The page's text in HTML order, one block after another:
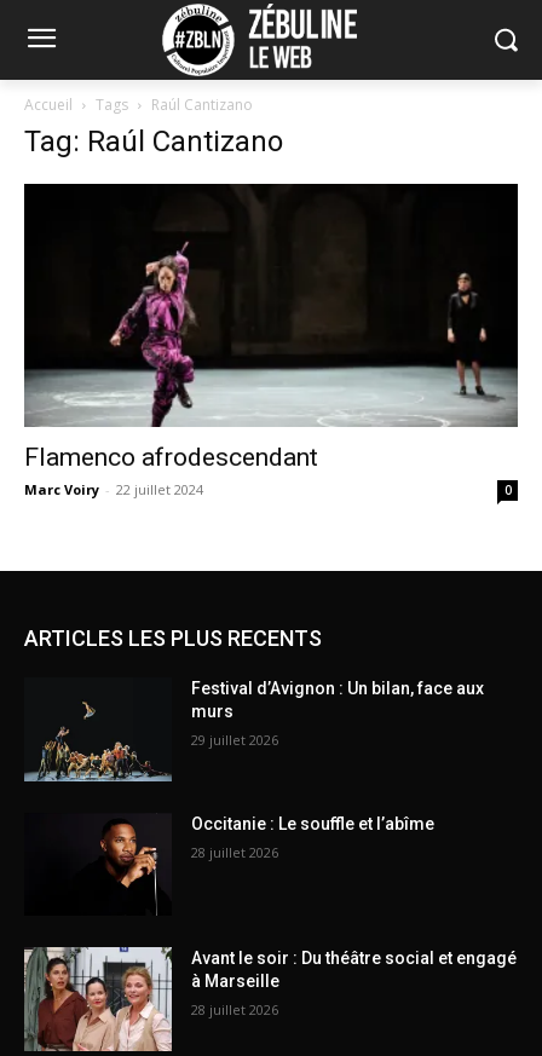
Accueil Tags Raúl Cantizano
Tag: Raúl Cantizano
Flamenco afrodescendant
Marc Voiry - 22 juillet 2024 0
ARTICLES LES PLUS RECENTS
Festival d’Avignon : Un bilan, face aux
murs
29 juillet 2026
Occitanie : Le souffle et l’abîme
28 juillet 2026
Avant le soir : Du théâtre social et engagé
à Marseille
28 juillet 2026